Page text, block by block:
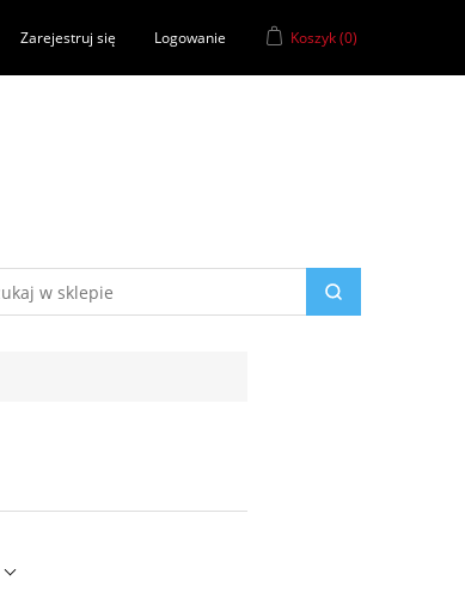
Zarejestruj się Logowanie Koszyk(0)